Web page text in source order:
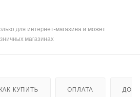
для интернет-магазина и может
магазинах
КАК КУПИТЬ ОПЛАТА